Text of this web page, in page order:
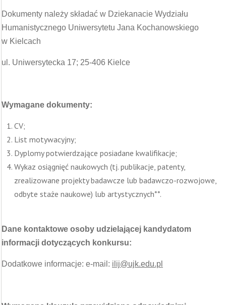
Dokumenty należy składać w Dziekanacie Wydziału
Humanistycznego Uniwersytetu Jana Kochanowskiego
w Kielcach
ul. Uniwersytecka 17; 25-406 Kielce
Wymagane dokumenty:
CV;
List motywacyjny;
Dyplomy potwierdzające posiadane kwalifikacje;
Wykaz osiągnięć naukowych (tj. publikacje, patenty,
zrealizowane projekty badawcze lub badawczo-rozwojowe,
odbyte staże naukowe) lub artystycznych**.
Dane kontaktowe osoby udzielającej kandydatom
informacji dotyczących konkursu:
Dodatkowe informacje: e-mail: ilij@ujk.edu.pl